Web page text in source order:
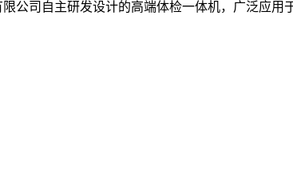
公司自主研发设计的高端体检一体机，广泛应